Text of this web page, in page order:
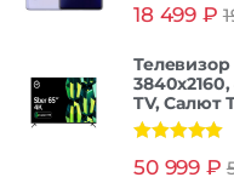
из 5
18 499 ₽
Телевизор
TV, Салют
из 5
50 999 ₽